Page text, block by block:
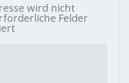
wird nicht
Felder